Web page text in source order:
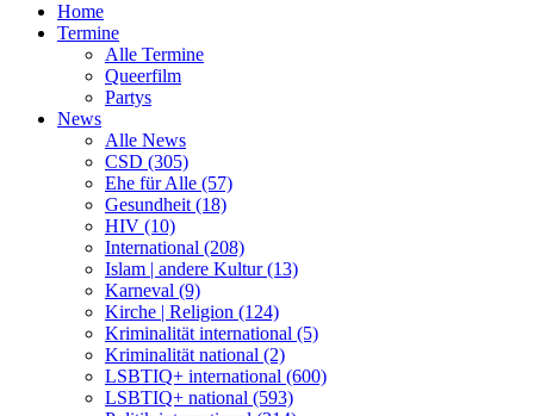
Home
Termine
Alle Termine
Queerfilm
Partys
News
Alle News
CSD (305)
Ehe für Alle (57)
Gesundheit (18)
HIV (10)
International (208)
Islam | andere Kultur (13)
Karneval (9)
Kirche | Religion (124)
Kriminalität international (5)
Kriminalität national (2)
LSBTIQ+ international (600)
LSBTIQ+ national (593)